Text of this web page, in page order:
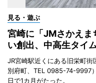
見る・遊ぶ
宮崎に「JMさかえ
い創出、中高生タイ
JR宮崎駅近くにある旧栄町
別府町、TEL 0985-74-9997
日で1カ月がたった。